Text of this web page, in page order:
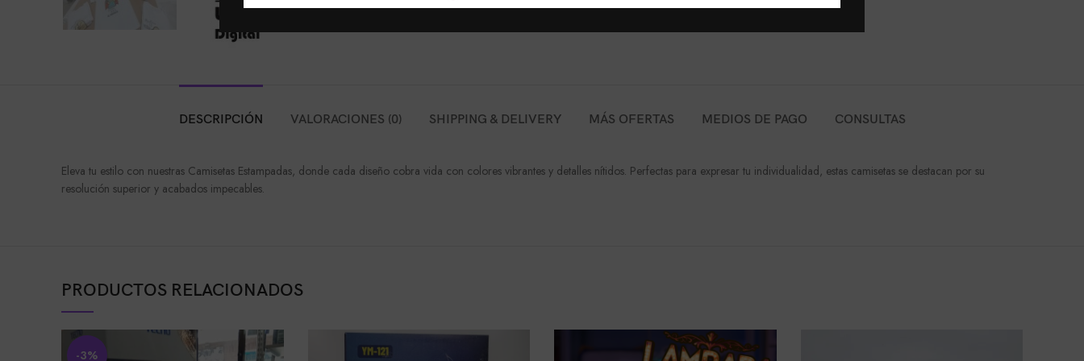
DESCRIPCIÓN VALORACIONES (0) SHIPPING & DELIVERY MÁS OFERTAS MEDIOS DE PAGO CONSULTAS
Eleva tu estilo con nuestras Camisetas Estampadas, donde cada diseño cobra vida con colores vibrantes y detalles nítidos. Perfectas para expresar tu individualidad, estas camisetas se destacan por su
resolución superior y acabados impecables.
PRODUCTOS RELACIONADOS
-3%